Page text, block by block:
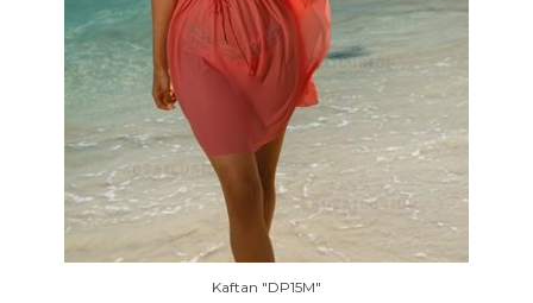
Kaftan "DP15M"